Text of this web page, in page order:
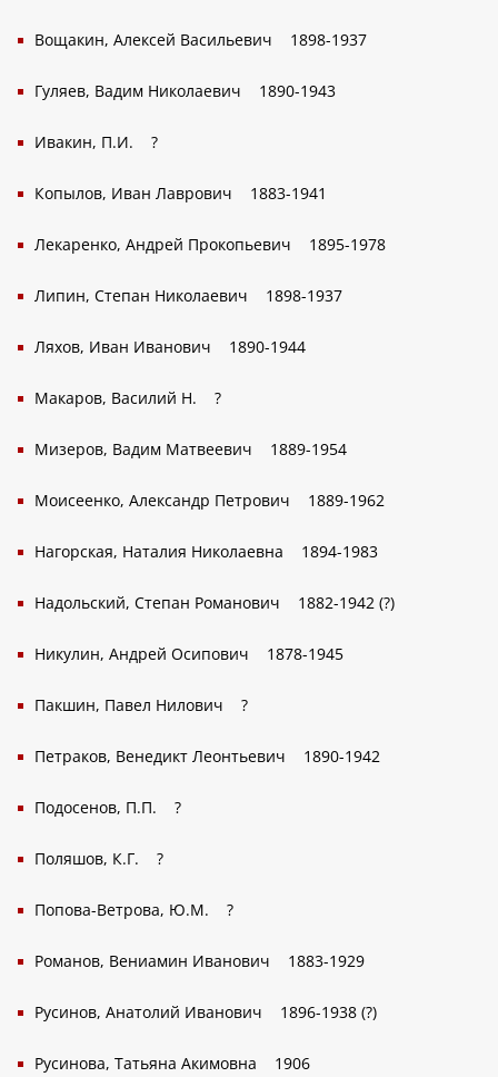
Вощакин, Алексей Васильевич 1898-1937
Гуляев, Вадим Николаевич 1890-1943
Ивакин, П.И. ?
Копылов, Иван Лаврович 1883-1941
Лекаренко, Андрей Прокопьевич 1895-1978
Липин, Степан Николаевич 1898-1937
Ляхов, Иван Иванович 1890-1944
Макаров, Василий Н. ?
Мизеров, Вадим Матвеевич 1889-1954
Моисеенко, Александр Петрович 1889-1962
Нагорская, Наталия Николаевна 1894-1983
Надольский, Степан Романович 1882-1942 (?)
Никулин, Андрей Осипович 1878-1945
Пакшин, Павел Нилович ?
Петраков, Венедикт Леонтьевич 1890-1942
Подосенов, П.П. ?
Поляшов, К.Г. ?
Попова-Ветрова, Ю.М. ?
Романов, Вениамин Иванович 1883-1929
Русинов, Анатолий Иванович 1896-1938 (?)
Русинова, Татьяна Акимовна 1906